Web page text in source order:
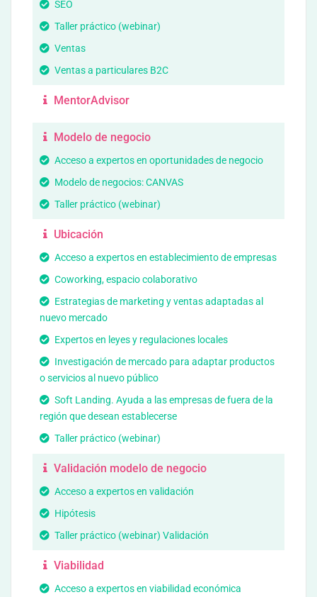
SEO
Taller práctico (webinar)
Ventas
Ventas a particulares B2C
MentorAdvisor
Modelo de negocio
Acceso a expertos en oportunidades de negocio
Modelo de negocios: CANVAS
Taller práctico (webinar)
Ubicación
Acceso a expertos en establecimiento de empresas
Coworking, espacio colaborativo
Estrategias de marketing y ventas adaptadas al
nuevo mercado
Expertos en leyes y regulaciones locales
Investigación de mercado para adaptar productos
o servicios al nuevo público
Soft Landing. Ayuda a las empresas de fuera de la
región que desean establecerse
Taller práctico (webinar)
Validación modelo de negocio
Acceso a expertos en validación
Hipótesis
Taller práctico (webinar) Validación
Viabilidad
Acceso a expertos en viabilidad económica